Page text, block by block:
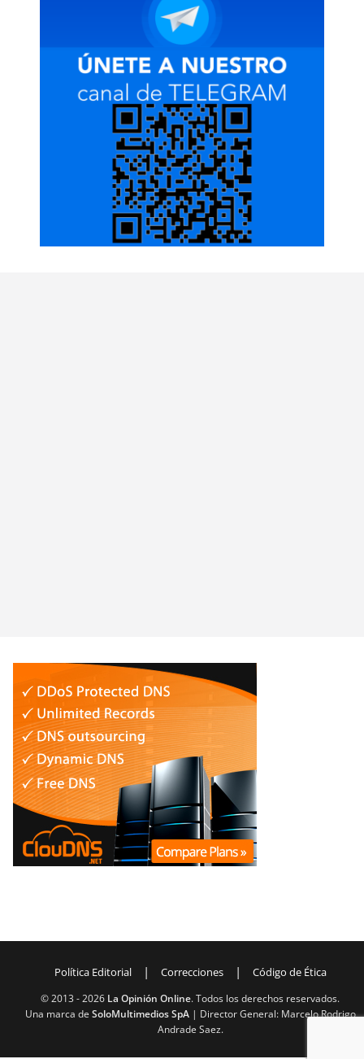
Política Editorial | Correcciones | Código de Ética
© 2013 -2026 La Opinión Online. Todos los derechos reservados.
Una marca de SoloMultimedios SpA| Director General: Marcelo Rodrigo
Andrade Saez.